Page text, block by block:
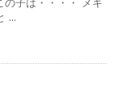
の子は・・・・ メキ
...